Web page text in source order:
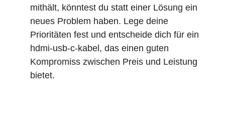
mithält, könntest du statt einer Lösung ein
neues Problem haben. Lege deine
Prioritäten fest und entscheide dich für ein
hdmi-usb-c-kabel, das einen guten
Kompromiss zwischen Preis und Leistung
bietet.